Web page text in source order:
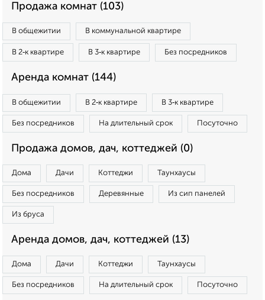
Продажа комнат (103)
В общежитии В коммунальной квартире
В 2‑к квартире В 3‑к квартире Без посредников
Аренда комнат (144)
В общежитии В 2‑к квартире В 3‑к квартире
Без посредников На длительный срок Посуточно
Продажа домов, дач, коттеджей (0)
Дома Дачи Коттеджи Таунхаусы
Без посредников Деревянные Из сип панелей
Из бруса
Аренда домов, дач, коттеджей (13)
Дома Дачи Коттеджи Таунхаусы
Без посредников На длительный срок Посуточно